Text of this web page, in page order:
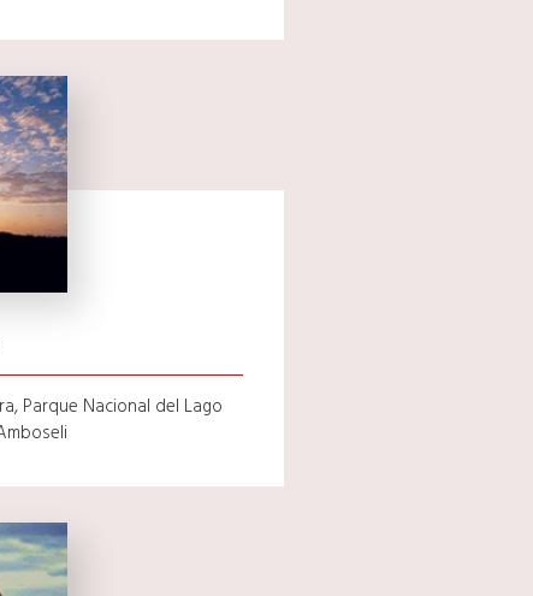
Parque Nacional del Lago